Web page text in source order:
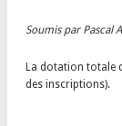
Soumis par Pascal
La dotation totale
des inscriptions).